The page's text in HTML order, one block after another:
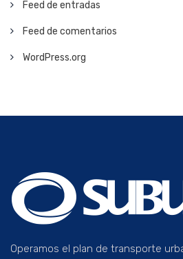
Feed de entradas
Feed de comentarios
WordPress.org
Operamos el plan de transporte